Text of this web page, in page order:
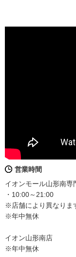
営業時間
イオンモール山形南専
・10:00～21:00
※店舗により異なりま
※年中無休
イオン山形南店
※年中無休